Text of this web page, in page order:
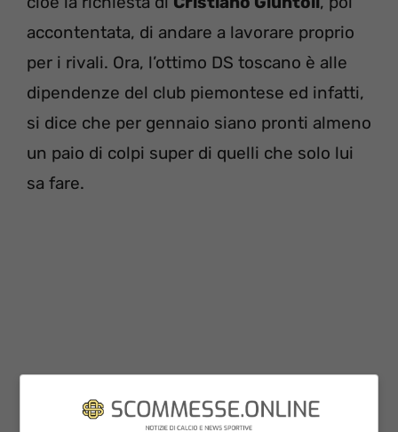
accontentata, di andare a lavorare proprio
per i rivali. Ora, l’ottimo DS toscano è alle
dipendenze del club piemontese ed infatti,
si dice che per gennaio siano pronti almeno
un paio di colpi super di quelli che solo lui
sa fare.